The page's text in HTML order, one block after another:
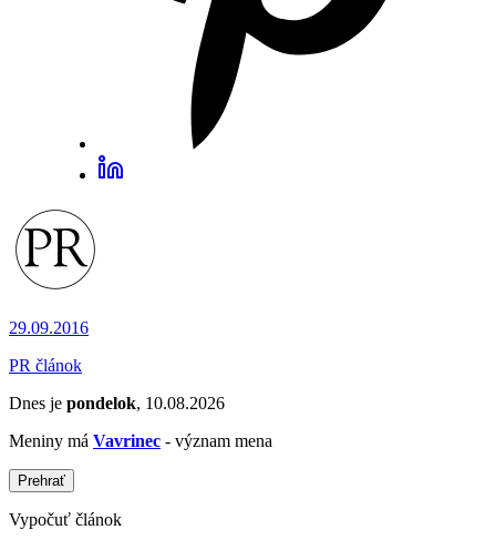
29.09.2016
PR článok
Dnes je pondelok, 10.08.2026
Meniny má Vavrinec - význam mena
Prehrať
Vypočuť článok